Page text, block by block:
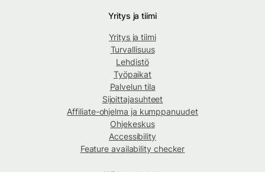
Yritys ja tiimi
Yritys ja tiimi
Turvallisuus
Lehdistö
Työpaikat
Palvelun tila
Sijoittajasuhteet
Affiliate-ohjelma ja kumppanuudet
Ohjekeskus
Accessibility
Feature availability checker